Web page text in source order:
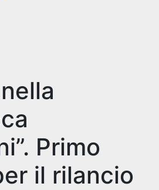
Primo
il rilancio